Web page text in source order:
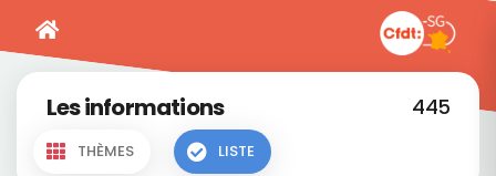
Les informations 445
THÈMES LISTE